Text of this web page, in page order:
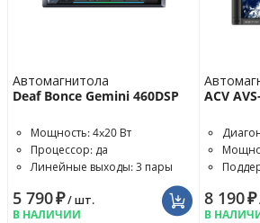
Автомагнитола
Deaf Bonce Gemini 460DSP
Мощность: 4x20 Вт
Процессор: да
Линейные выходы: 3 пары
5 790₽/ шт.
В НАЛИЧИИ
ACV
8 190₽
В